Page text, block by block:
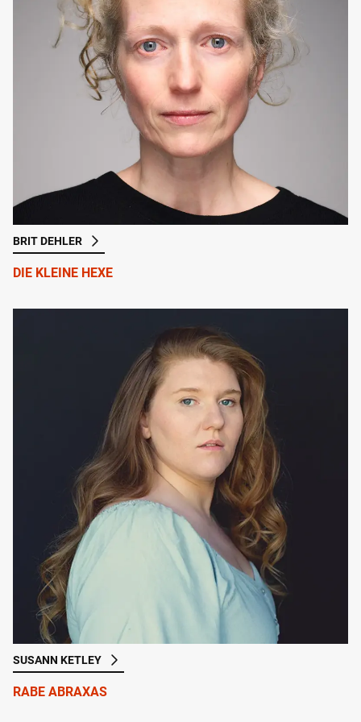
BRIT DEHLER
DIE KLEINE HEXE
SUSANN KETLEY
RABE ABRAXAS